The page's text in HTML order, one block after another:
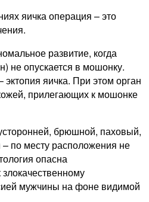
яичка операция – это
развитие, когда
не опускается в мошонку.
эктопия яичка. При этом орган
прилегающих к мошонке
брюшной, паховый,
по месту расположения не
опасна
мужчины на фоне видимой